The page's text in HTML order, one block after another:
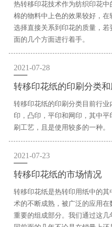
热转移印花技术作为纺织印花
棉的物料中上色的效果较好，
选择直接关系到印花的质量，
面的几个方面进行着手。
2021-07-28
转移印花纸的印刷分类
转移印花纸的印刷分类目前行
印，凸印，平印和网印，其中
刷工艺，且是使用较多的一种。
2021-07-23
转移印花纸的市场情况
转移印花纸是热转印用纸中的
术的不断成熟，被广泛的应用
重要的组成部分。我们通过这